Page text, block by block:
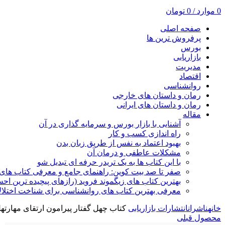
0 موارد /
0 تومان
صفحه اصلی
پرفروش ترین ها
بورس
بازاریابی
مدیریت
اقتصاد
روانشناسی
رمان و داستان های خارجی
رمان و داستان های ایرانی
مقاله
آشنایی با بازار بورس و سرمایه گذاری در آن
راه اندازی کسب و کار
بهبود اعتماد به نفس از طریق زبان بدن
مشکلات عاطفی و درمان آن
با این کتاب ها به یک تریدر حرفه ای تبدیل شو
صفر تا صد بیت کوین: راهنمای جامع و معرفی کتاب های
بهترین کتاب های زیگموند فروید (رازهای پیچیده ترین
معرفی بهترین کتاب های روانشناسی برای شناخت
خانهناشرانانتشارات بازاریابی کتاب چهل گفتار پیرامون ارتقای
محصول قبلی